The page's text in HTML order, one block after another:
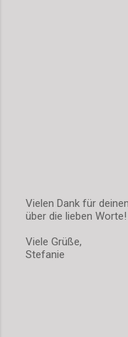
K
m
m
Vielen Dank für
über die lieben Worte!
Viele Grüße,
Stefanie